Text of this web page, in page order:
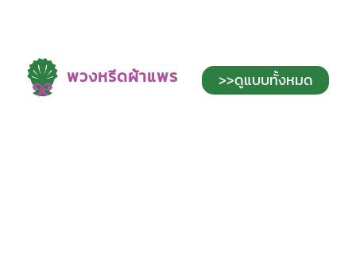
พวงหรีดผ้าแพร >>ดูแบบทั้งหมด